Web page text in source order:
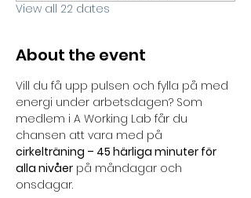
View all 22 dates
About the event
Vill du få upp pulsen och fylla på med
energi under arbetsdagen? Som
medlem i A Working Lab får du
chansen att vara med på
cirkelträning – 45 härliga minuter för
alla nivåer på måndagar och
onsdagar.